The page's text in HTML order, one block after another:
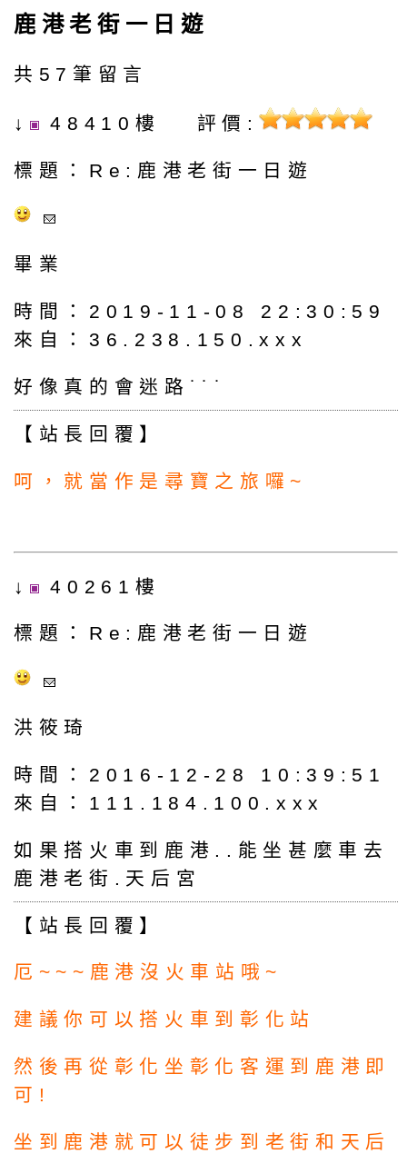
鹿港老街一日遊
共57筆留言
↓ 48410樓 評價:
標題：Re:鹿港老街一日遊
畢業
時間：2019-11-08 22:30:59
來自：36.238.150.xxx
好像真的會迷路˙˙˙
【站長回覆】
呵，就當作是尋寶之旅囉~
↓ 40261樓
標題：Re:鹿港老街一日遊
洪筱琦
時間：2016-12-28 10:39:51
來自：111.184.100.xxx
如果搭火車到鹿港..能坐甚麼車去
鹿港老街.天后宮
【站長回覆】
厄~~~鹿港沒火車站哦~
建議你可以搭火車到彰化站
然後再從彰化坐彰化客運到鹿港即
可!
坐到鹿港就可以徒步到老街和天后